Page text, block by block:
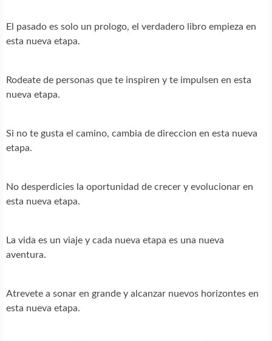
El pasado es solo un prologo, el verdadero libro empieza en
esta nueva etapa.
Rodeate de personas que te inspiren y te impulsen en esta
nueva etapa.
Si no te gusta el camino, cambia de direccion en esta nueva
etapa.
No desperdicies la oportunidad de crecer y evolucionar en
esta nueva etapa.
La vida es un viaje y cada nueva etapa es una nueva
aventura.
Atrevete a sonar en grande y alcanzar nuevos horizontes en
esta nueva etapa.